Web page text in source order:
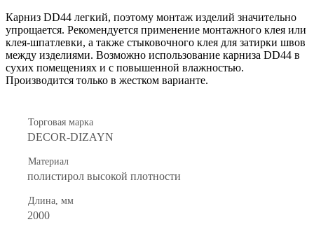
Карниз DD44 легкий, поэтому монтаж изделий значительно
упрощается. Рекомендуется применение монтажного клея или
клея-шпатлевки, а также стыковочного клея для затирки швов
между изделиями. Возможно использование карниза DD44 в
сухих помещениях и с повышенной влажностью.
Производится только в жестком варианте.
Торговая марка
DECOR-DIZAYN
Материал
полистирол высокой плотности
Длина, мм
2000